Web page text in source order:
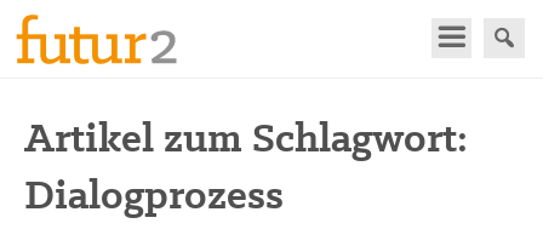
Artikel zum Schlagwort:
Dialogprozess